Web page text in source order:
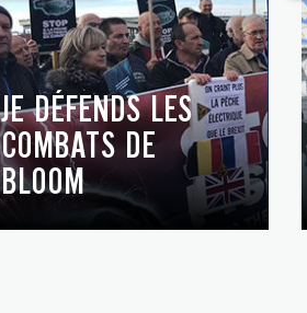
JE DÉFENDS LES
COMBATS DE
BLOOM